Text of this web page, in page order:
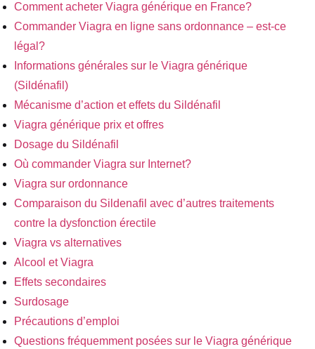
Comment acheter Viagra générique en France?
Commander Viagra en ligne sans ordonnance – est-ce
légal?
Informations générales sur le Viagra générique
(Sildénafil)
Mécanisme d’action et effets du Sildénafil
Viagra générique prix et offres
Dosage du Sildénafil
Où commander Viagra sur Internet?
Viagra sur ordonnance
Comparaison du Sildenafil avec d’autres traitements
contre la dysfonction érectile
Viagra vs alternatives
Alcool et Viagra
Effets secondaires
Surdosage
Précautions d’emploi
Questions fréquemment posées sur le Viagra générique